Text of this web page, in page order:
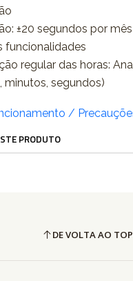
±20 segundos por mês
funcionalidades
regular das horas:
minutos, segundos)
/
PRODUTO
DE VOLTA AO